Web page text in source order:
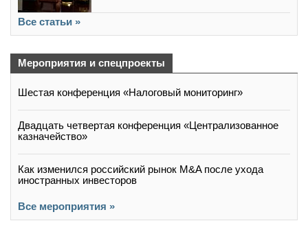
Все статьи »
Мероприятия и спецпроекты
Шестая конференция «Налоговый мониторинг»
Двадцать четвертая конференция «Централизованное
казначейство»
Как изменился российский рынок M&A после ухода
иностранных инвесторов
Все мероприятия »